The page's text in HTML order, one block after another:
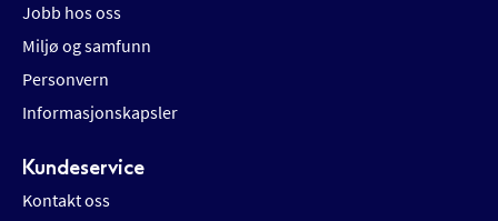
Jobb hos oss
Miljø og samfunn
Personvern
Informasjonskapsler
Kundeservice
Kontakt oss